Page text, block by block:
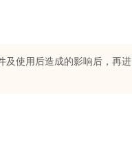
及使用后造成的影响后，再进
界